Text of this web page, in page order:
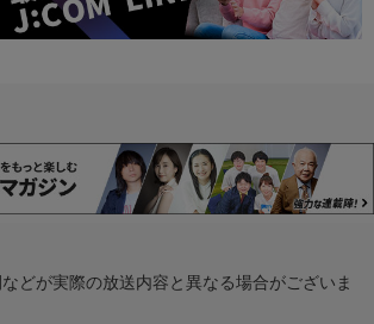
どが実際の放送内容と異なる場合がございま